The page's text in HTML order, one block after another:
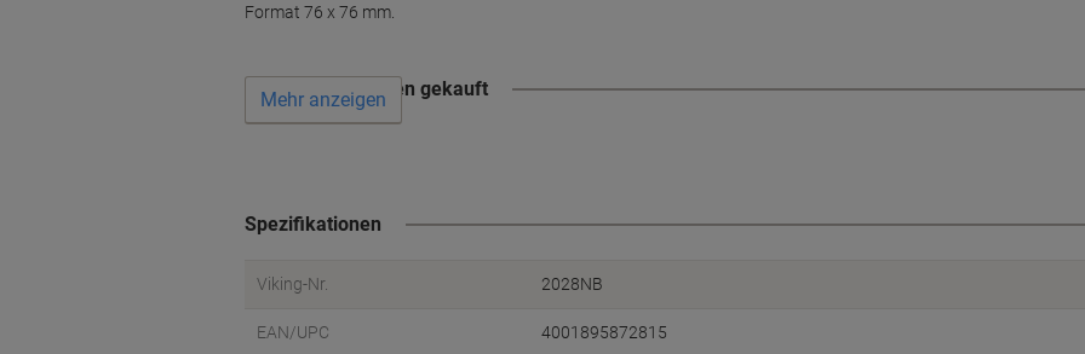
Format 76 x 76 mm.
Wird oft zusammen gekauft
Mehr anzeigen
Spezifikationen
Viking-Nr. 2028NB
EAN/UPC 4001895872815